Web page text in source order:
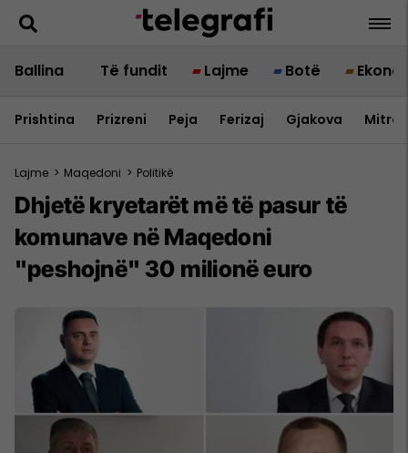
Ballina Të fundit Lajme Botë
Prishtina Prizreni Peja Ferizaj Gjakova
Lajme > Maqedoni > Politikë
Dhjetë kryetarët më të pasur të
komunave në Maqedoni
"peshojnë" 30 milionë euro